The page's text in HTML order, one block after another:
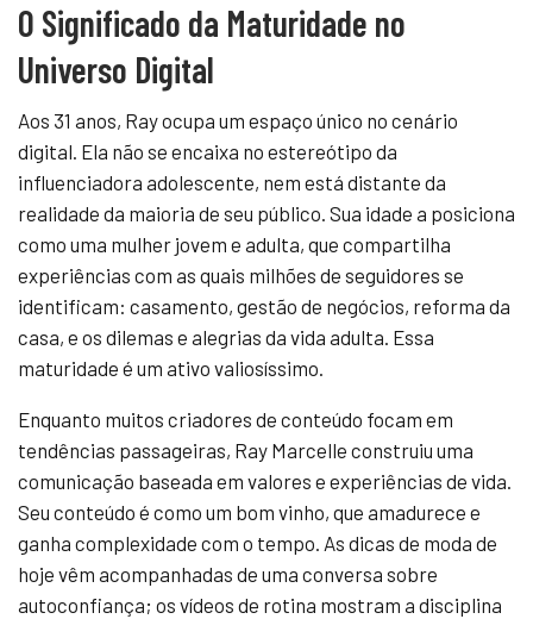
O Significado da Maturidade no
Universo Digital
Aos 31 anos, Ray ocupa um espaço único no cenário
digital. Ela não se encaixa no estereótipo da
influenciadora adolescente, nem está distante da
realidade da maioria de seu público. Sua idade a posiciona
como uma mulher jovem e adulta, que compartilha
experiências com as quais milhões de seguidores se
identificam: casamento, gestão de negócios, reforma da
casa, e os dilemas e alegrias da vida adulta. Essa
maturidade é um ativo valiosíssimo.
Enquanto muitos criadores de conteúdo focam em
tendências passageiras, Ray Marcelle construiu uma
comunicação baseada em valores e experiências de vida.
Seu conteúdo é como um bom vinho, que amadurece e
ganha complexidade com o tempo. As dicas de moda de
hoje vêm acompanhadas de uma conversa sobre
autoconfiança; os vídeos de rotina mostram a disciplina